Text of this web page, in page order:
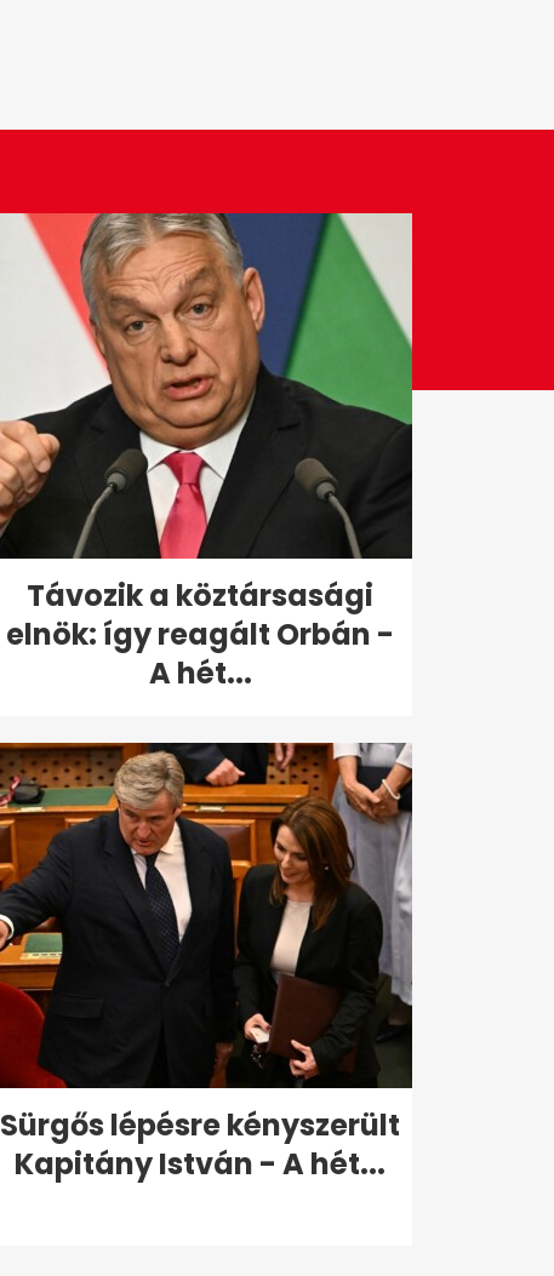
Távozik a köztársasági
elnök: így reagált Orbán -
A hét...
Sürgős lépésre kényszerült
Kapitány István - A hét...